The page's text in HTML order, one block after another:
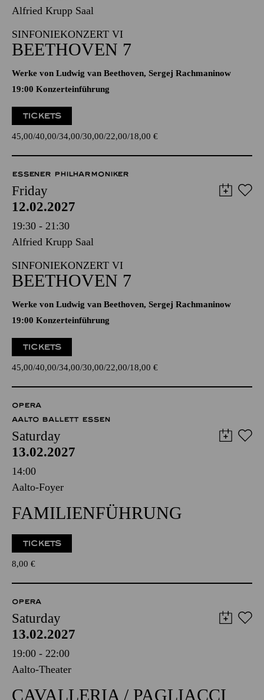
Alfried Krupp Saal
SINFONIEKONZERT VI
BEETHOVEN 7
Werke von Ludwig van Beethoven, Sergej Rachmaninow
19:00 Konzerteinführung
TICKETS
45,00 40,00 34,00 30,00 22,00 18,00 €
ESSENER PHILHARMONIKER
Friday
12.02.2027
19:30 - 21:30
Alfried Krupp Saal
SINFONIEKONZERT VI
BEETHOVEN 7
Werke von Ludwig van Beethoven, Sergej Rachmaninow
19:00 Konzerteinführung
TICKETS
45,00 40,00 34,00 30,00 22,00 18,00 €
OPERA
AALTO BALLETT ESSEN
Saturday
13.02.2027
14:00
Aalto-Foyer
FAMILIENFÜHRUNG
TICKETS
8,00 €
OPERA
Saturday
13.02.2027
19:00 - 22:00
Aalto-Theater
CAVALLERIA / PAGLIACCI